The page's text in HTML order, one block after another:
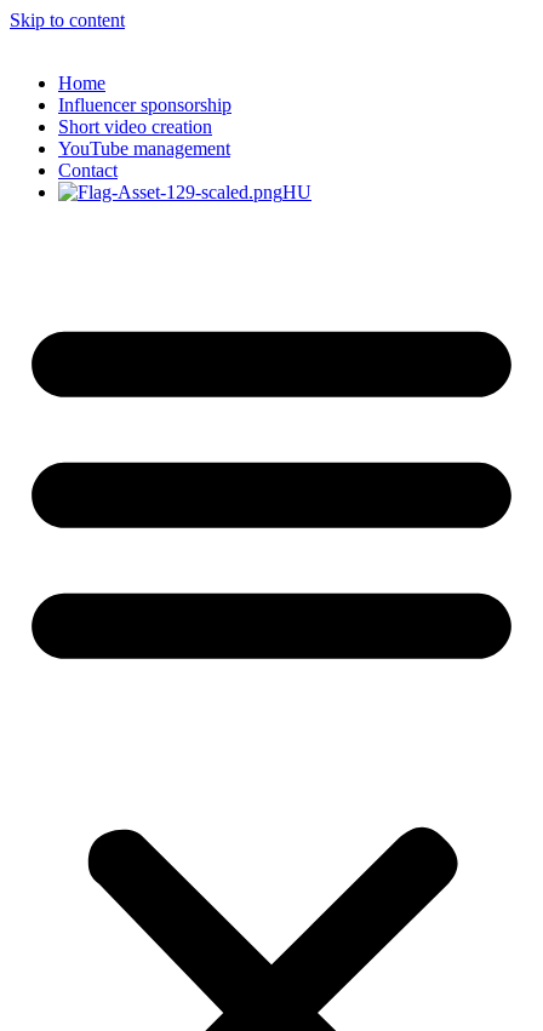
Skip to content
Home
Influencer sponsorship
Short video creation
YouTube management
Contact
HU